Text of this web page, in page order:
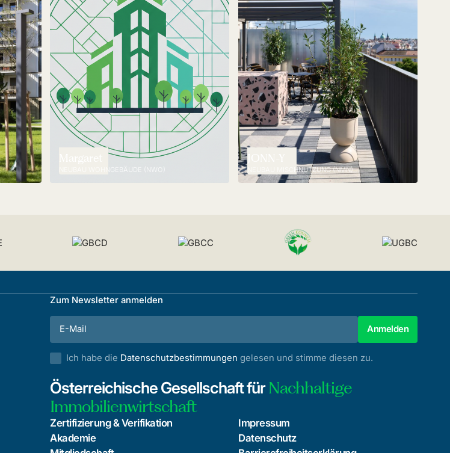
NEUBAU WOHNGEBÄUDE (NWO) NEUBAU MISCHNUTZUNG (NMN)
Zum Newsletter anmelden
Ich habe die Datenschutzbestimmungen gelesen und stimme diesen zu.
Österreichische Gesellschaft fürNachhaltige
Immobilienwirtschaft
Zertifizierung & Verifikation
Akademie
Impressum
Datenschutz